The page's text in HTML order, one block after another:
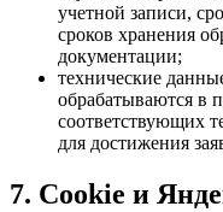
учетной записи,
сроков хранения
документации;
технические
обрабатываются в
соответствующих
для достижения
7. Cookie и